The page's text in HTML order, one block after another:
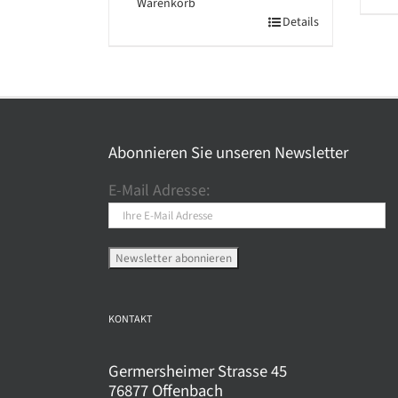
Warenkorb
Details
auf
der
Abonnieren Sie unseren Newsletter
E-Mail Adresse:
KONTAKT
Germersheimer Strasse 45
76877 Offenbach